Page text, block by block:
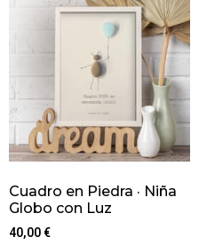
Cuadro en Piedra · Niña
Globo con Luz
40,00€